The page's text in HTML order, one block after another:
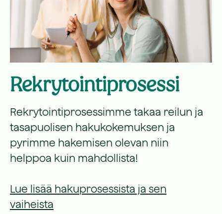
Rekrytointiprosessi
Rekrytointiprosessimme takaa reilun ja
tasapuolisen hakukokemuksen ja
pyrimme hakemisen olevan niin
helppoa kuin mahdollista!
Lue lisää hakuprosessista ja sen
vaiheista